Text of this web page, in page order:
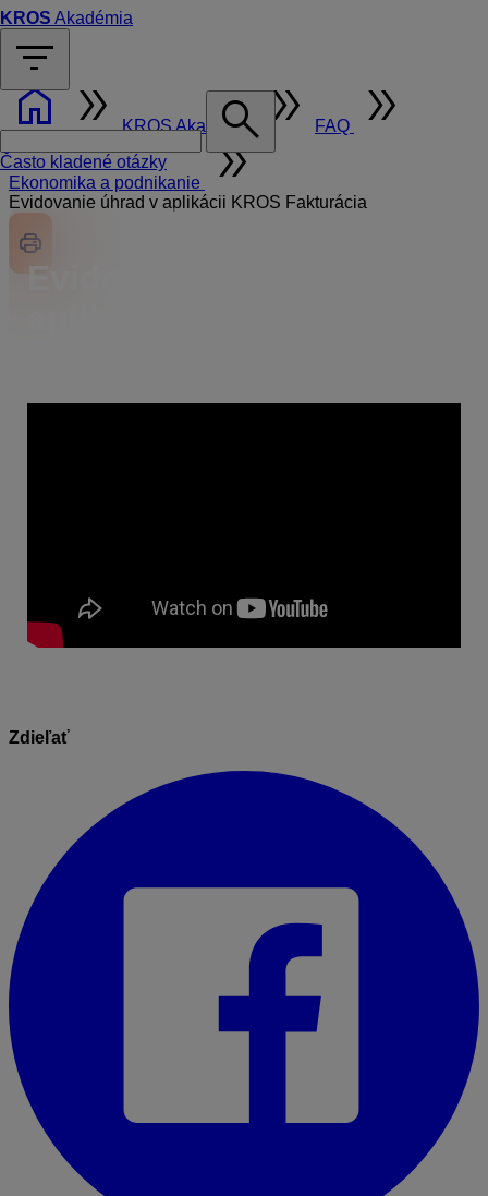
KROS Akadémia
filter_list
search
Často kladené otázky
homedouble_arrow KROS Akadémia double_arrow FAQ double_arrow
Ekonomika a podnikanie double_arrow
Evidovanie úhrad v aplikácii KROS Fakturácia
Evidovanie úhrad v
Zdieľať